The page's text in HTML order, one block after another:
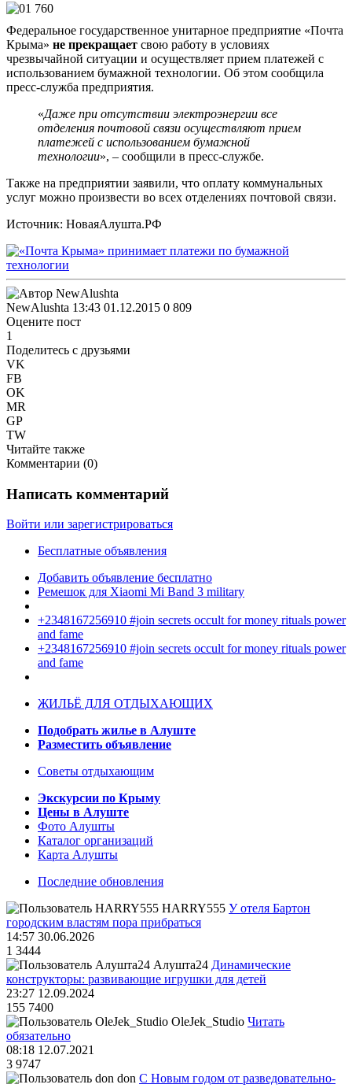
Федеральное государственное унитарное предприятие «Почта
Крыма» не прекращает свою работу в условиях
чрезвычайной ситуации и осуществляет прием платежей с
использованием бумажной технологии. Об этом сообщила
пресс-служба предприятия.
«Даже при отсутствии электроэнергии все
отделения почтовой связи осуществляют прием
платежей с использованием бумажной
технологии», – сообщили в пресс-службе.
Также на предприятии заявили, что оплату коммунальных
услуг можно произвести во всех отделениях почтовой связи.
Источник: НоваяАлушта.РФ
NewAlushta 13:43 01.12.2015 0 809
Оцените пост
1
Поделитесь с друзьями
VK
FB
OK
MR
GP
TW
Читайте также
Комментарии (0)
Написать комментарий
Войти или зарегистрироваться
Бесплатные объявления
Добавить объявление бесплатно
Ремешок для Xiaomi Mi Band 3 military
+2348167256910 #join secrets occult for money rituals power
and fame
+2348167256910 #join secrets occult for money rituals power
and fame
ЖИЛЬЁ ДЛЯ ОТДЫХАЮЩИХ
Подобрать жилье в Алуште
Разместить объявление
Советы отдыхающим
Экскурсии по Крыму
Цены в Алуште
Фото Алушты
Каталог организаций
Карта Алушты
Последние обновления
HARRY555 У отеля Бартон
городским властям пора прибраться
14:57 30.06.2026
1 3444
Алушта24 Динамические
конструкторы: развивающие игрушки для детей
23:27 12.09.2024
155 7400
OleJek_Studio Читать
обязательно
08:18 12.07.2021
3 9747
don С Новым годом от разведовательно-